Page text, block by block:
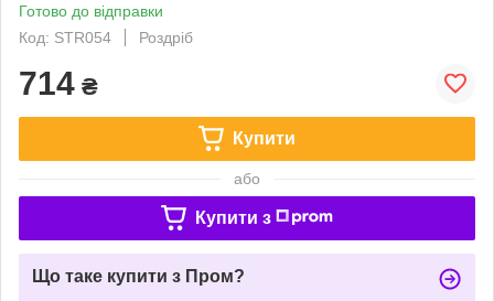
Готово до відправки
Код: STR054
Роздріб
714 ₴
Купити
або
Купити з
Що таке купити з Пром?